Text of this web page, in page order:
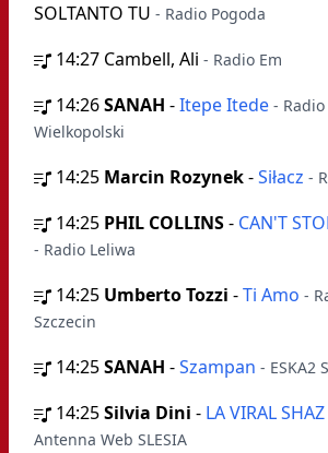
SOLTANTO TU - Radio Pogoda
14:27 Cambell, Ali - Radio Em
14:26SANAH -Itepe Itede -
Wielkopolski
14:25 Marcin Rozynek-Siłacz -
14:25 PHIL COLLINS- CAN'T
- Radio Leliwa
14:25 Umberto Tozzi -Ti Amo -
Szczecin
14:25SANAH -Szampan - ESKA2
14:25Silvia Dini - LA VIRAL
Antenna Web SLESIA